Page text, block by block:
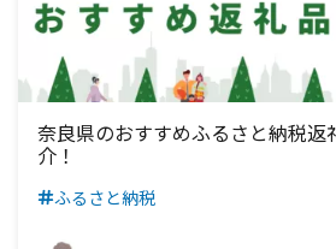
奈良県のおすすめふるさと納税返
介！
ふるさと納税